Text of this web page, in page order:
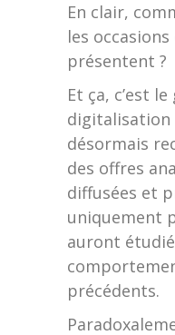
En clair,
les
présentent ?
Et ça, c’est
digitalisation
désormais
des offres
diffusées et
uniquement
auront
précédents.